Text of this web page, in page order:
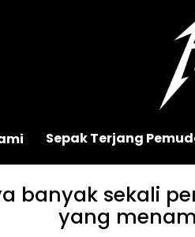
Sepak Terjang
banyak sekali
yang